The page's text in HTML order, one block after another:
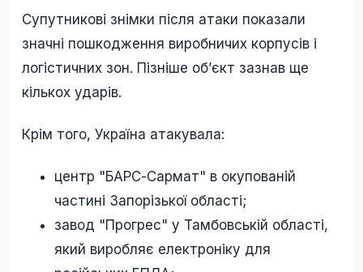
Супутникові знімки після атаки показали
значні пошкодження виробничих корпусів і
логістичних зон. Пізніше об’єкт зазнав ще
кількох ударів.
Крім того, Україна атакувала:
центр "БАРС-Сармат" в окупованій
частині Запорізької області;
завод "Прогрес" у Тамбовській області,
який виробляє електроніку для